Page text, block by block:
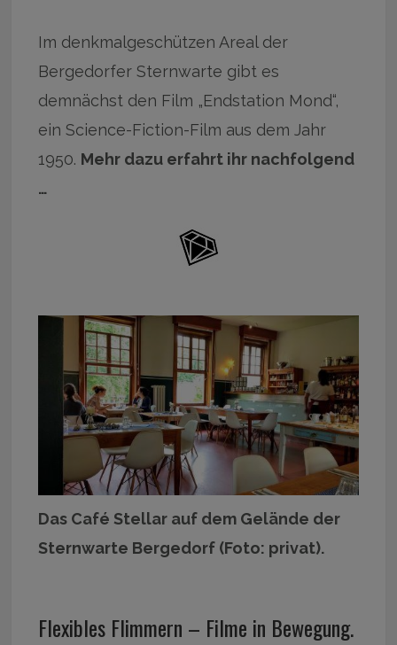
Im denkmalgeschützen Areal der
Bergedorfer Sternwarte gibt es
demnächst den Film „Endstation Mond“,
ein Science-Fiction-Film aus dem Jahr
1950. Mehr dazu erfahrt ihr nachfolgend
…
Das Café Stellar auf dem Gelände der
Sternwarte Bergedorf (Foto: privat).
Flexibles Flimmern – Filme in Bewegung.